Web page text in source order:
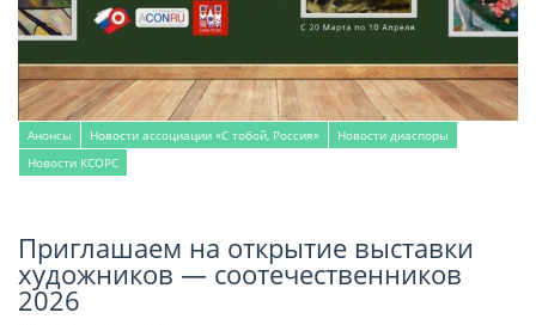
Анонсы Новости ассоциации «С тобой, Россия»
Новости диаспоры
Новости КСОРС
Читать далее
Приглашаем на открытие выставки
художников — соотечественников
2026